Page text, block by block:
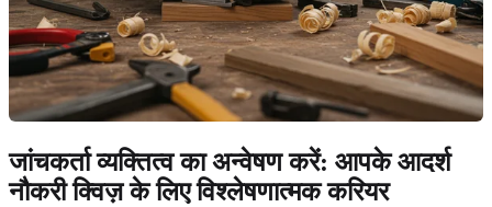
जांचकर्ता व्यक्तित्व का अन्वेषण करें: आपके आदर्श
नौकरी क्विज़ के लिए विश्लेषणात्मक करियर